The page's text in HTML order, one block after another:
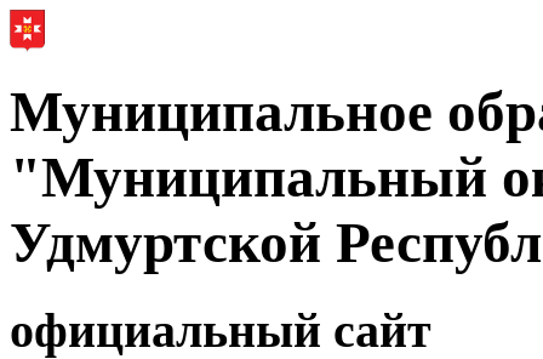
Муниципальное
"Муниципальный
Удмуртской
официальный сайт